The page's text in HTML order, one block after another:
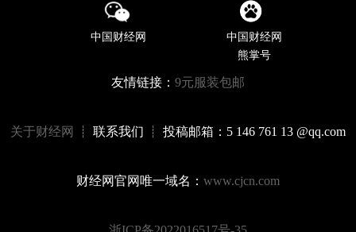
中国财经网
中国财经网
熊掌号
友情链接： 9元服装包邮
关于财经网 ┊ 联系我们 ┊ 投稿邮箱：5 146 761 13 @qq.com
财经网官网唯一域名： www.cjcn.com